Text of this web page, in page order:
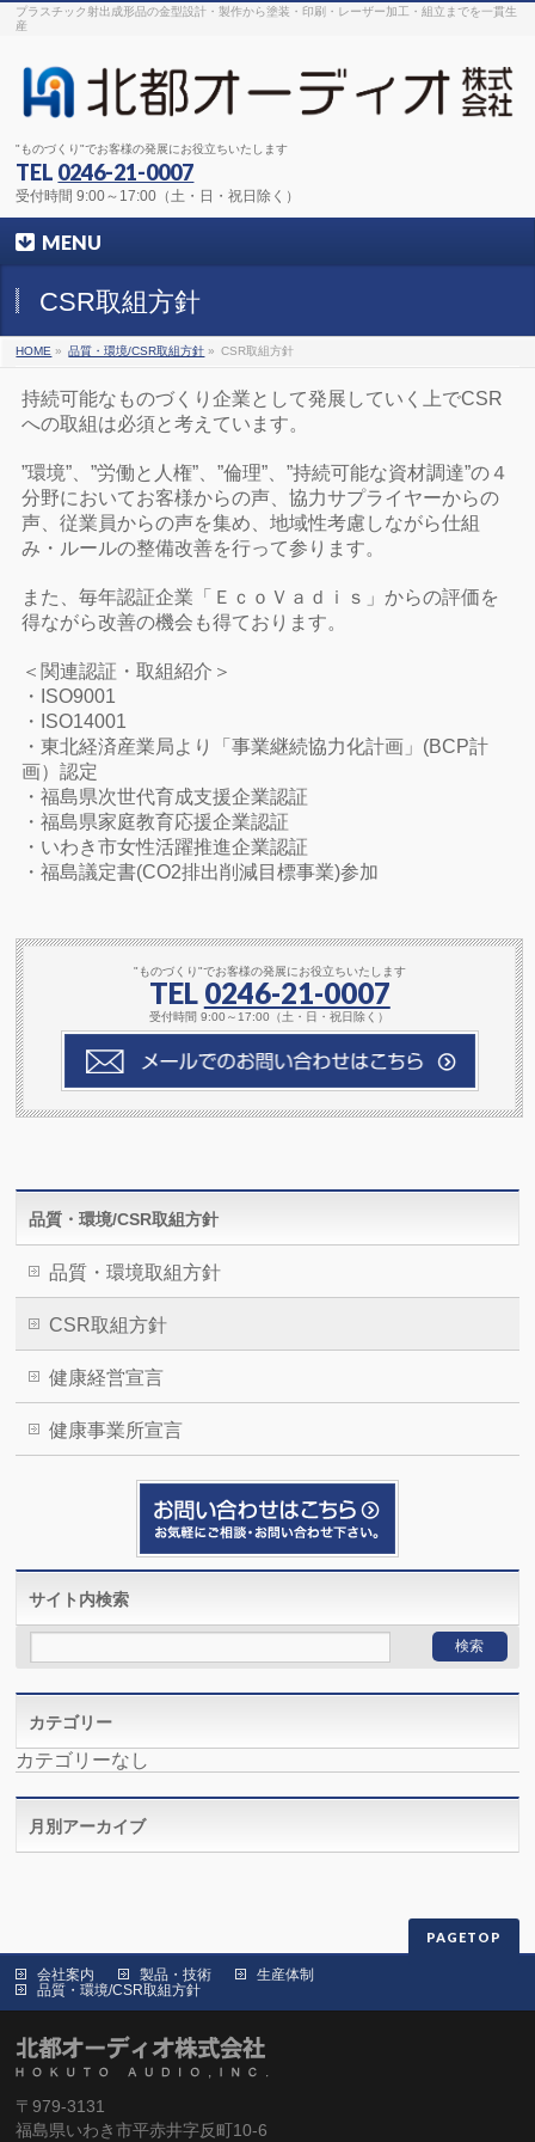
プラスチック射出成形品の金型設計・製作から塗装・印刷・レーザー加工・組立までを一貫生
産
"ものづくり"でお客様の発展にお役立ちいたします
TEL 0246-21-0007
受付時間 9:00～17:00（土・日・祝日除く）
MENU
CSR取組方針
HOME » 品質・環境/CSR取組方針 » CSR取組方針
持続可能なものづくり企業として発展していく上でCSR
への取組は必須と考えています。
”環境”、”労働と人権”、”倫理”、”持続可能な資材調達”の４
分野においてお客様からの声、協力サプライヤーからの
声、従業員からの声を集め、地域性考慮しながら仕組
み・ルールの整備改善を行って参ります。
また、毎年認証企業「ＥｃｏＶａｄｉｓ」からの評価を
得ながら改善の機会も得ております。
＜関連認証・取組紹介＞
・ISO9001
・ISO14001
・東北経済産業局より「事業継続協力化計画」(BCP計
画）認定
・福島県次世代育成支援企業認証
・福島県家庭教育応援企業認証
・いわき市女性活躍推進企業認証
・福島議定書(CO2排出削減目標事業)参加
"ものづくり"でお客様の発展にお役立ちいたします
TEL 0246-21-0007
受付時間 9:00～17:00（土・日・祝日除く）
品質・環境/CSR取組方針
品質・環境取組方針
CSR取組方針
健康経営宣言
健康事業所宣言
サイト内検索
カテゴリー
カテゴリーなし
月別アーカイブ
PAGETOP
会社案内 製品・技術
生産体制
品質・環境/CSR取組方針
〒979-3131
福島県いわき市平赤井字反町10-6